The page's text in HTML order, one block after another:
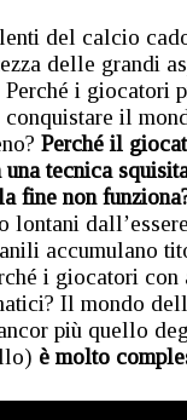
del calcio
delle grandi
i giocatori
il
Perché il
una tecnica
fine non
lontani
accumulano
i giocatori
Il mondo
più quello
è molto